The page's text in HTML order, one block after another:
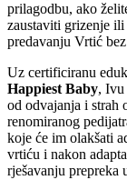
prilagodbu, ako
zaustaviti grizenje ili
predavanju Vrtić bez
Uz certificiranu
Happiest Baby, Ivu
od odvajanja i strah
renomiranog
koje će im olakšati
vrtiću i nakon
rješavanju prepreka